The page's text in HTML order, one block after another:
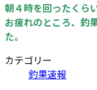
朝４時を回ったくら
お疲れのところ、釣
た。
カテゴリー
釣果速報